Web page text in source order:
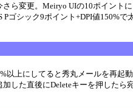
ら変更。Meiryo UIの10ポイント
Pゴシック9ポイント+DPI値150%
以上にしてると秀丸メールを再起
した直後にDeleteキーを押したら